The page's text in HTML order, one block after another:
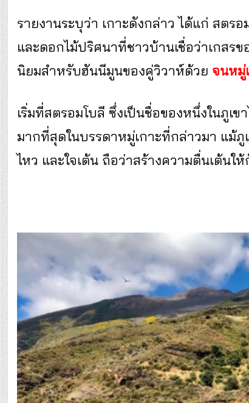
รายงานระบุว่า เกาะดังกล่าว ได้แก่ สตร
และดอกไม้ปริศนาที่ชาวบ้านเชื่อว่าเกส
นิยมสำหรับฮันนีมูนของคู่วิวาห์ด้วย จนหมู่
เริ่มที่สตรอมโบลี ซึ่งเป็นชื่อของหนึ่งในภูเ
มากที่สุดในบรรดาหมู่เกาะที่กล่าวมา แม้
ไหว และใจเต้น ถือว่าสร้างความตื่นเต้นใ